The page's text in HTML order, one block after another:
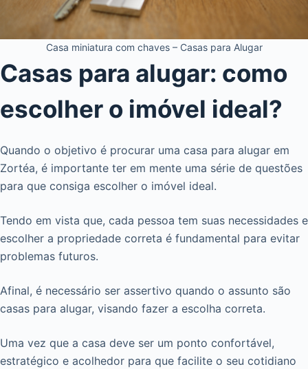
Casa miniatura com chaves – Casas para Alugar
Casas para alugar: como
escolher o imóvel ideal?
Quando o objetivo é procurar uma casa para alugar em
Zortéa, é importante ter em mente uma série de questões
para que consiga escolher o imóvel ideal.
Tendo em vista que, cada pessoa tem suas necessidades e
escolher a propriedade correta é fundamental para evitar
problemas futuros.
Afinal, é necessário ser assertivo quando o assunto são
casas para alugar, visando fazer a escolha correta.
Uma vez que a casa deve ser um ponto confortável,
estratégico e acolhedor para que facilite o seu cotidiano